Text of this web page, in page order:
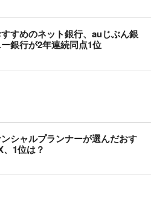
すめのネット銀行、auじぶん銀
銀行が2年連続同点1位
シャルプランナーが選んだおす
1位は？